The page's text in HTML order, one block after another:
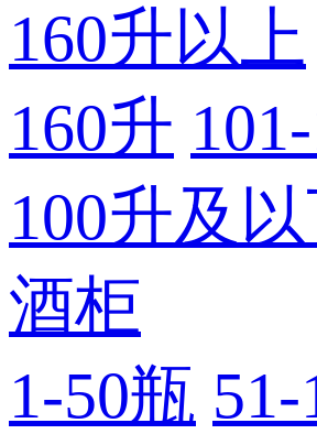
160升以上
160升
100升及
酒柜
1-50瓶